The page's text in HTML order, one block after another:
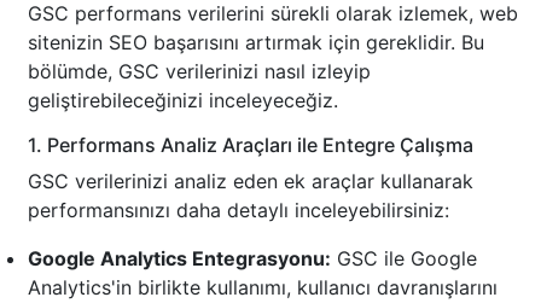
GSC performans verilerini sürekli olarak izlemek, web
sitenizin SEO başarısını artırmak için gereklidir. Bu
bölümde, GSC verilerinizi nasıl izleyip
geliştirebileceğinizi inceleyeceğiz.
1. Performans Analiz Araçları ile Entegre Çalışma
GSC verilerinizi analiz eden ek araçlar kullanarak
performansınızı daha detaylı inceleyebilirsiniz:
Google Analytics Entegrasyonu: GSC ile Google
Analytics'in birlikte kullanımı, kullanıcı davranışlarını